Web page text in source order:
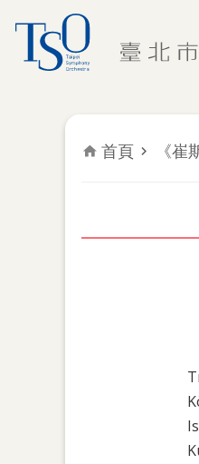
跳到主要內容區塊
首頁 《